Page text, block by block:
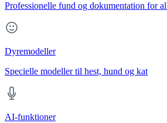
Professionelle fund og dokumentation for
Dyremodeller
Specielle modeller til hest, hund og kat
AI-funktioner